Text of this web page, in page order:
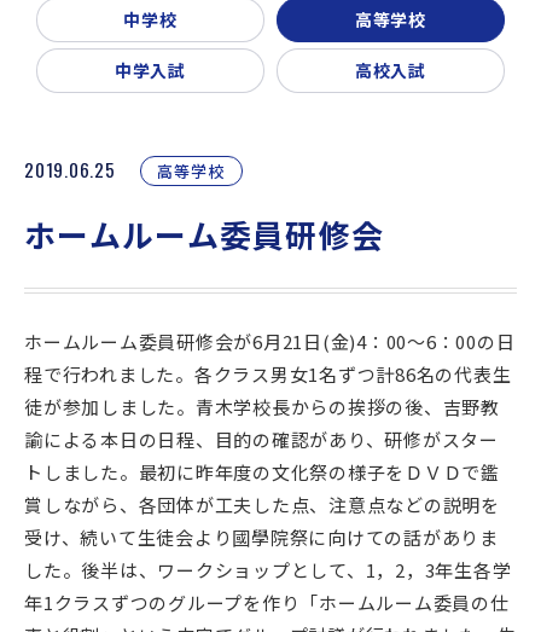
ご利用ガイド
リンク集
中学校 高等学校
中学入試 高校入試
2019.06.25 高等学校
ホームルーム委員研修会
ホームルーム委員研修会が6月21日(金)4：00～6：00の日
程で行われました。各クラス男女1名ずつ計86名の代表生
徒が参加しました。青木学校長からの挨拶の後、吉野教
諭による本日の日程、目的の確認があり、研修がスター
トしました。最初に昨年度の文化祭の様子をＤＶＤで鑑
賞しながら、各団体が工夫した点、注意点などの説明を
受け、続いて生徒会より國學院祭に向けての話がありま
した。後半は、ワークショップとして、1，2，3年生各学
年1クラスずつのグループを作り「ホームルーム委員の仕